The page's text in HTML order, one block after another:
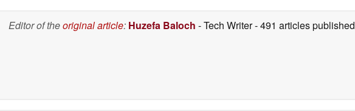
Editor of theoriginal article: Huzefa Baloch - Tech Writer- 491 articles